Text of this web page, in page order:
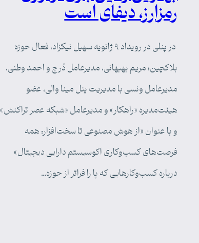
رمزارز، دیفای است
در پنلی در رویداد ۹ ژانویه سهیل نیکزاد، فعال حوزه
بلاکچین؛ مریم بهبهانی، مدیرعامل دُرج و احمد وطنی،
مدیرعامل ونسی با مدیریت پنل مینا والی، عضو
هیئت‌مدیره «راهکار» و مدیرعامل «شبکه عصر تراکنش»
و با عنوان «از هوش مصنوعی تا سخت‌افزار: همه
فرصت‌های کسب‌وکاری اکوسیستم دارایی دیجیتال»
درباره کسب‌وکارهایی که پا را فراتر از حوزه…